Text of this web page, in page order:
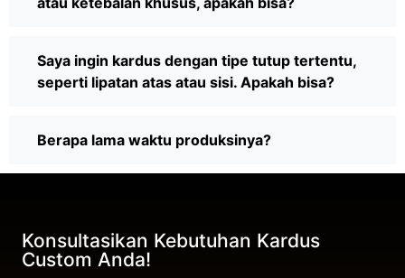
Saya ingin kardus dengan tipe tutup tertentu,
seperti lipatan atas atau sisi. Apakah bisa?
Berapa lama waktu produksinya?
Konsultasikan Kebutuhan Kardus
Custom Anda!